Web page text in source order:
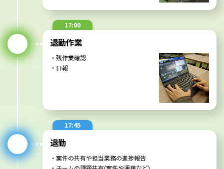
17:00
退勤作業
・残作業確認
・日報
17:45
退勤
・案件の共有や担当業務の進捗報告
退勤に必要な作業
・メール/チャット確認
・自身の明日のタスクを決める
18:00